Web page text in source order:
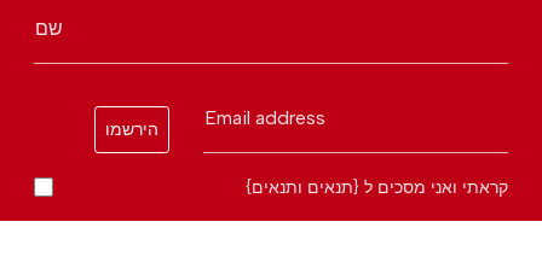
שם
Email address
הירשמו
קראתי ואני מסכים ל {תנאים ותנאים}